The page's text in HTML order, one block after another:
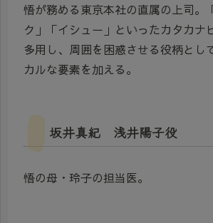
悟が務める東京本社の直属の上司。
ク」「イシュー」といったカタカナ
多用し、周囲を困惑させる役柄とし
カルな要素を加える。
坂井真紀 浅井陽子役
悟の母・玲子の担当医。